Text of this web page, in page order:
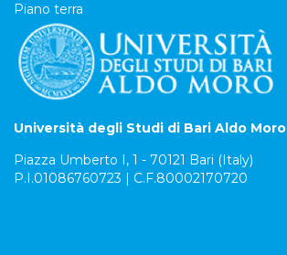
Piano terra
Università degli Studi di Bari Aldo Moro
Piazza Umberto I, 1 - 70121 Bari (Italy)
P.I.01086760723 | C.F.80002170720